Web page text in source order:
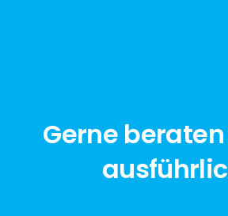
Gerne